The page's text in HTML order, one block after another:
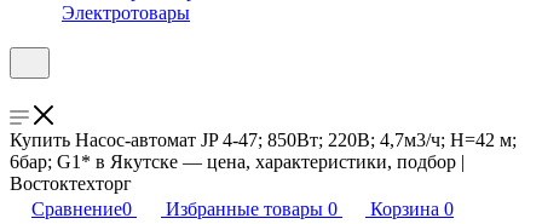
Электротовары
Купить Насос-автомат JP 4-47; 850Вт; 220В; 4,7м3/ч; Н=42 м;
6бар; G1* в Якутске — цена, характеристики, подбор |
Востоктехторг
Сравнение0 Избранные товары 0 Корзина 0